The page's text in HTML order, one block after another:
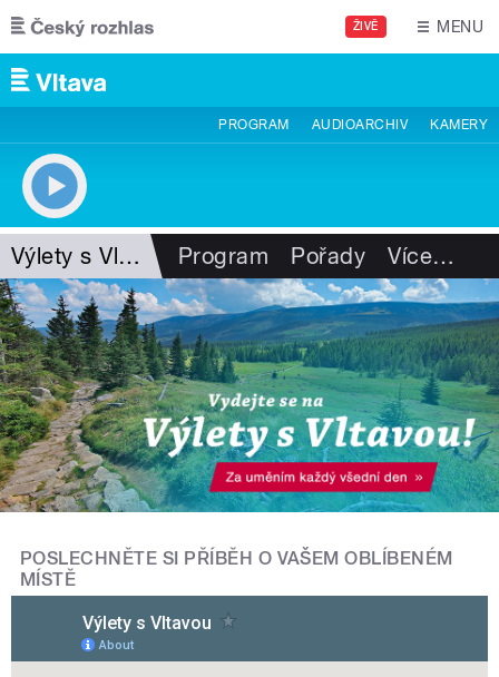
Přejít k hlavnímu obsahu
ŽIVĚ MENU
PROGRAM AUDIOARCHIV KAMERY
Výlety s Vltavou Program Pořady Více…
POSLECHNĚTE SI PŘÍBĚH O VAŠEM OBLÍBENÉM
MÍSTĚ